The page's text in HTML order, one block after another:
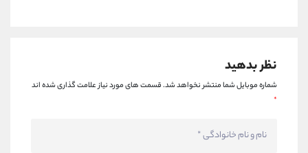
نظر بدهید
شماره موبایل شما منتشر نخواهد شد.قسمت های مورد نیاز علامت گذاری شده اند
*